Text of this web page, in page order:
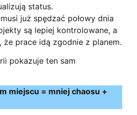
status.
już spędzać połowy dnia
są lepiej kontrolowane, a
że prace idą zgodnie z planem.
pokazuje ten sam
miejscu = mniej chaosu +